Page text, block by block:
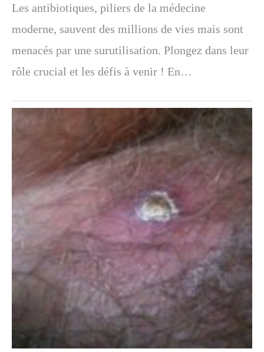
Les antibiotiques, piliers de la médecine
moderne, sauvent des millions de vies mais sont
menacés par une surutilisation. Plongez dans leur
rôle crucial et les défis à venir ! En…